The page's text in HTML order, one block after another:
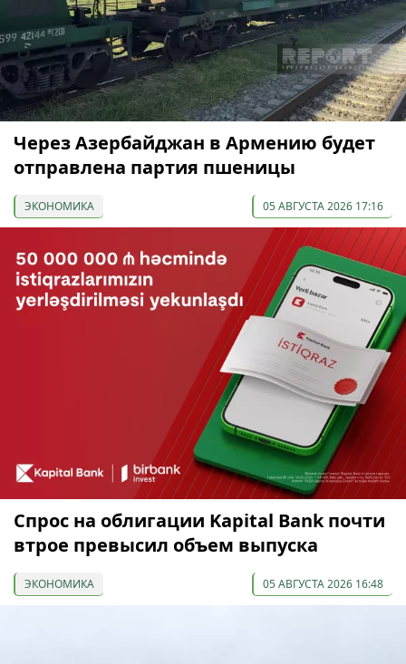
Через Азербайджан в Армению будет
отправлена партия пшеницы
ЭКОНОМИКА 05 АВГУСТА 2026 17:16
Спрос на облигации Kapital Bank почти
втрое превысил объем выпуска
ЭКОНОМИКА 05 АВГУСТА 2026 16:48